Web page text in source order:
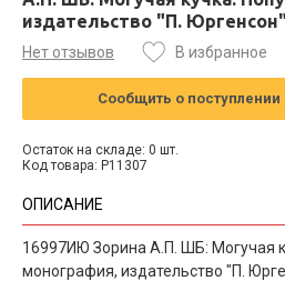
издательство "П. Юргенсон"
Нет отзывов В избранное
Сообщить о поступлении
Остаток на складе: 0 шт.
Код товара: P11307
ОПИСАНИЕ
16997ИЮ Зорина А.П. ШБ: Могучая
монография, издательство "П.